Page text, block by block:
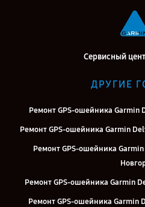
Сервисный
ДРУГИЕ
Ремонт GPS-ошейника Garmin
Ремонт GPS-ошейника Garmin
Ремонт GPS-ошейника
Ремонт GPS-ошейника Garmin
Ремонт GPS-ошейника Garmin